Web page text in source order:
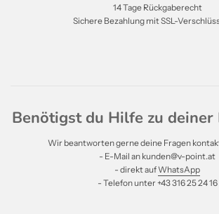
14 Tage Rückgaberecht
Sichere Bezahlung mit SSL-
Benötigst du Hilfe zu deiner
Wir beantworten gerne deine Fragen
- E-Mail an kunden@v-point.at
- direkt aufWhatsApp
- Telefon unter +43 316 25 24 16